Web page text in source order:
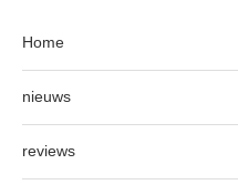
Home
nieuws
reviews